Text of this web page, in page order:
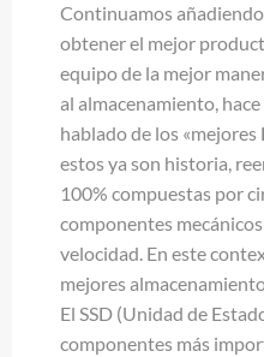
Continuamos
obtener el mejor
equipo de la mejor
al almacenamiento,
hablado de los
estos ya son historia,
100% compuestas por
componentes
velocidad. En este
mejores
El SSD (Unidad de
componentes más